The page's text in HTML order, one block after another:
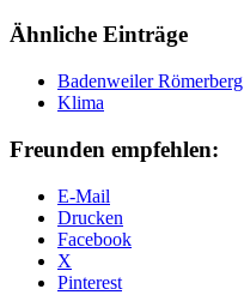
Ähnliche Einträge
Badenweiler Römerberg
Klima
Freunden empfehlen:
E-Mail
Drucken
Facebook
X
Pinterest